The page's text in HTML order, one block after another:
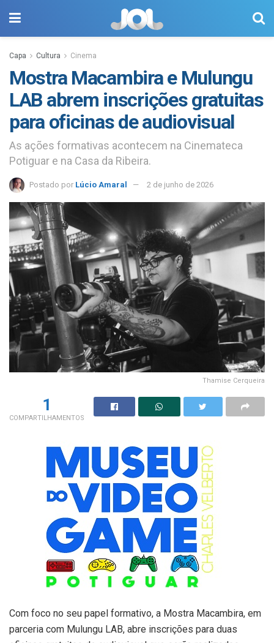
Capa Cultura Cinema
Mostra Macambira e Mulungu
LAB abrem inscrições gratuitas
para oficinas de audiovisual
As ações formativas acontecem na Cinemateca
Potiguar e na Casa da Ribeira.
Postado por Lúcio Amaral 2 de junho de 2026
Thamise Cerqueira
1
COMPARTILHAMENTOS
Com foco no seu papel formativo, a Mostra Macambira, em
parceria com Mulungu LAB, abre inscrições para duas